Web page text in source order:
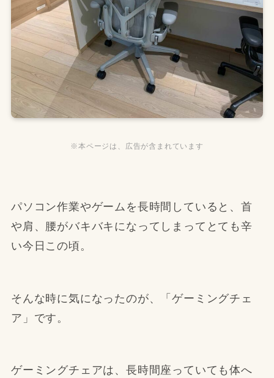
※本ページは、広告が含まれています
パソコン作業やゲームを長時間していると、首
や肩、腰がバキバキになってしまってとても辛
い今日この頃。
そんな時に気になったのが、「ゲーミングチェ
ア」です。
ゲーミングチェアは、長時間座っていても体へ